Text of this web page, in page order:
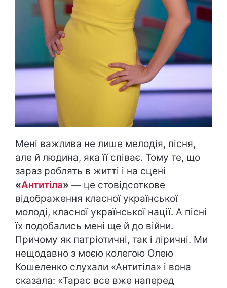
Мені важлива не лише мелодія, пісня,
але й людина, яка її співає. Тому те, що
зараз роблять в житті і на сцені
«Антитіла» — це стовідсоткове
відображення класної української
молоді, класної української нації. А пісні
їх подобались мені ще й до війни.
Причому як патріотичні, так і ліричні. Ми
нещодавно з моєю колегою Олею
Кошеленко слухали «Антитіла» і вона
сказала: «Тарас все вже наперед